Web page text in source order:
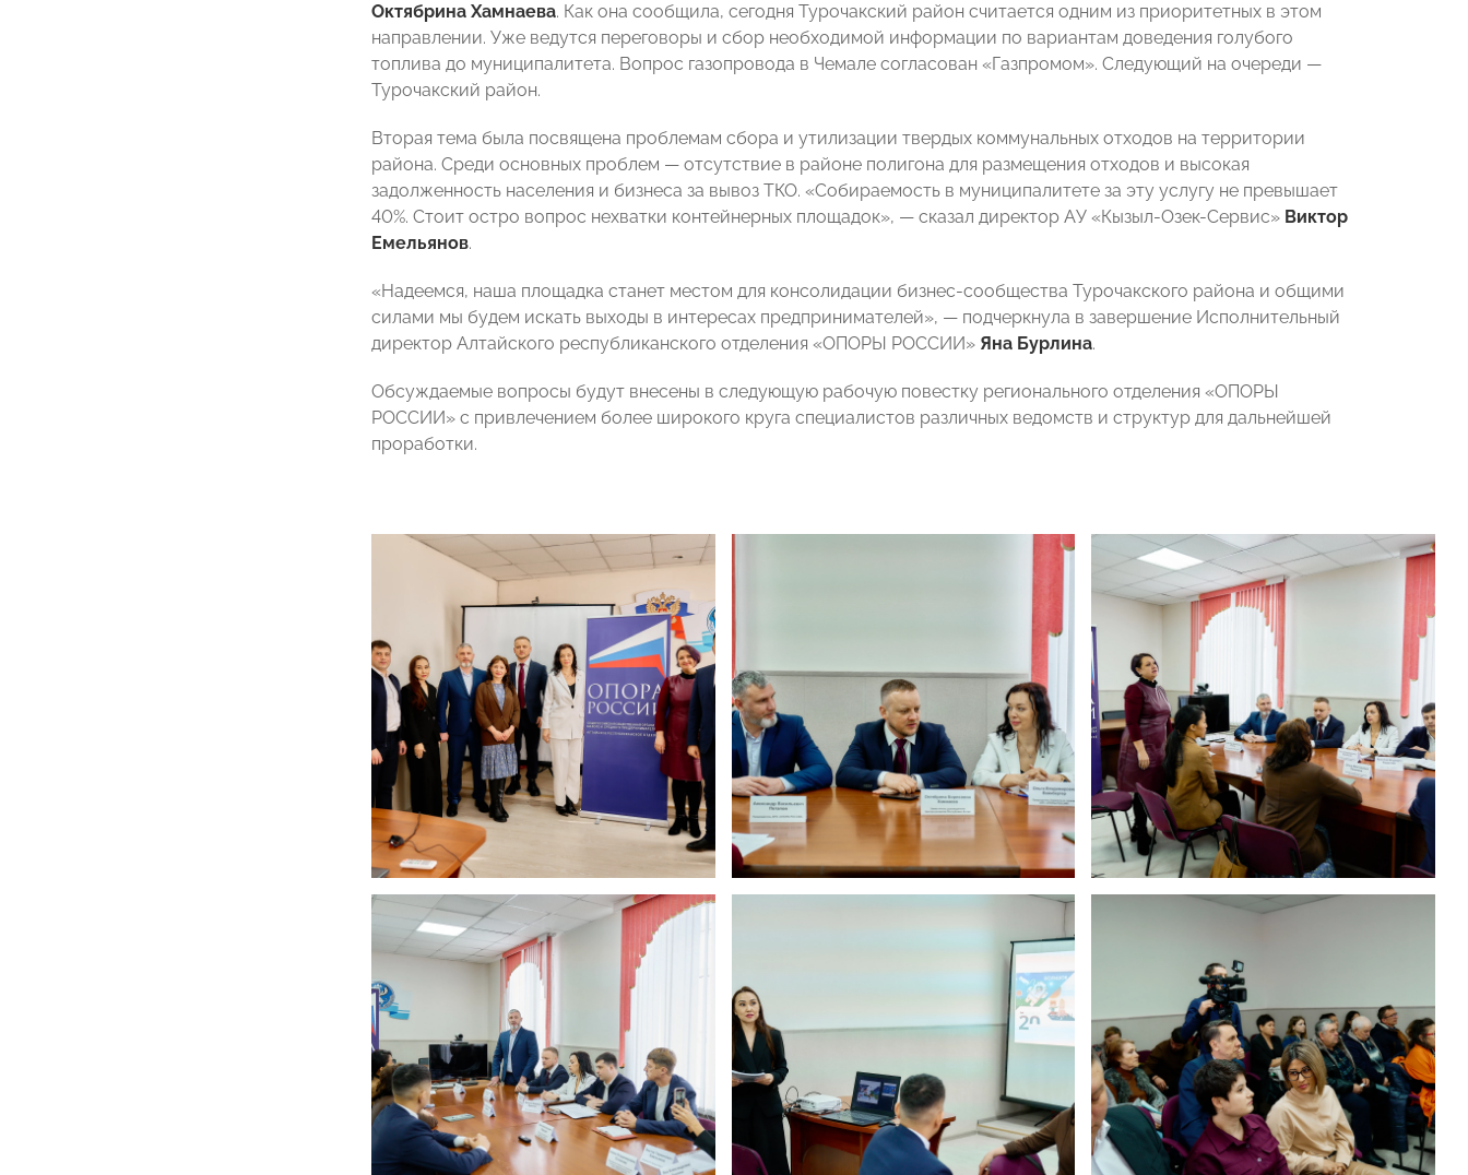
Октябрина Хамнаева. Как она сообщила, сегодня Турочакский район считается одним из приоритетных в этом
направлении. Уже ведутся переговоры и сбор необходимой информации по вариантам доведения голубого
топлива до муниципалитета. Вопрос газопровода в Чемале согласован «Газпромом». Следующий на очереди —
Турочакский район.
Вторая тема была посвящена проблемам сбора и утилизации твердых коммунальных отходов на территории
района. Среди основных проблем — отсутствие в районе полигона для размещения отходов и высокая
задолженность населения и бизнеса за вывоз ТКО. «Собираемость в муниципалитете за эту услугу не превышает
40%. Стоит остро вопрос нехватки контейнерных площадок», — сказал директор АУ «Кызыл-Озек-Сервис» Виктор
Емельянов.
«Надеемся, наша площадка станет местом для консолидации бизнес-сообщества Турочакского района и общими
силами мы будем искать выходы в интересах предпринимателей», — подчеркнула в завершение Исполнительный
директор Алтайского республиканского отделения «ОПОРЫ РОССИИ» Яна Бурлина.
Обсуждаемые вопросы будут внесены в следующую рабочую повестку регионального отделения «ОПОРЫ
РОССИИ» с привлечением более широкого круга специалистов различных ведомств и структур для дальнейшей
проработки.